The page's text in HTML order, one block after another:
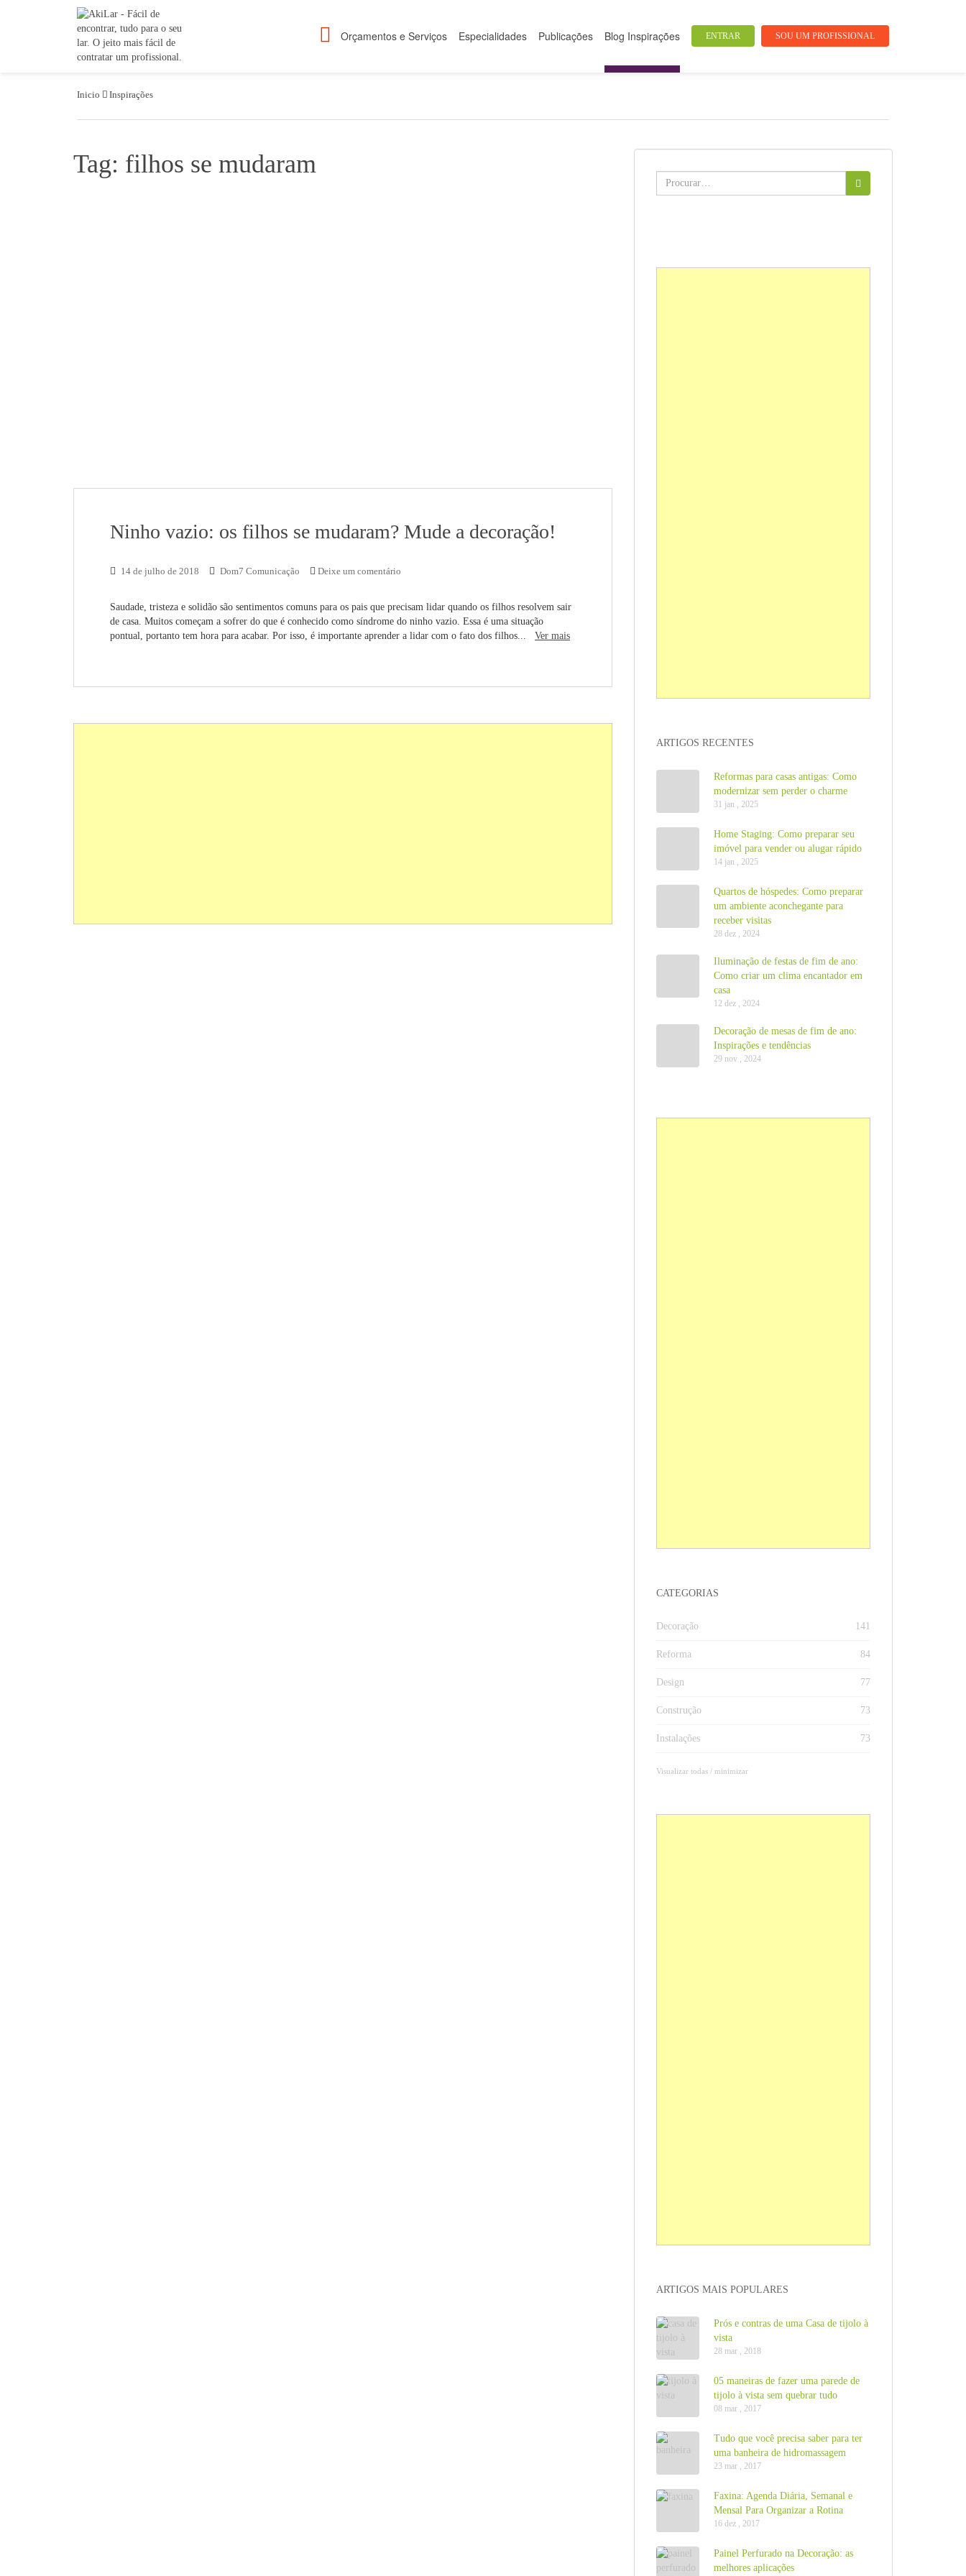
ENTRAR SOU UM PROFISSIONAL
Orçamentos e Serviços Especialidades Publicações Blog Inspirações
Inicio Inspirações
Tag: filhos se mudaram
Ninho vazio: os filhos se mudaram? Mude a decoração!
14 de julho de 2018 Dom7 Comunicação Deixe um comentário
Saudade, tristeza e solidão são sentimentos comuns para os pais que precisam lidar quando os filhos resolvem sair
de casa. Muitos começam a sofrer do que é conhecido como síndrome do ninho vazio. Essa é uma situação
pontual, portanto tem hora para acabar. Por isso, é importante aprender a lidar com o fato dos filhos... Ver mais
Buscar:
ARTIGOS RECENTES
Reformas para casas antigas: Como
modernizar sem perder o charme
31 jan , 2025
Home Staging: Como preparar seu
imóvel para vender ou alugar rápido
14 jan , 2025
Quartos de hóspedes: Como preparar
um ambiente aconchegante para
receber visitas
28 dez , 2024
Iluminação de festas de fim de ano:
Como criar um clima encantador em
casa
12 dez , 2024
Decoração de mesas de fim de ano:
Inspirações e tendências
29 nov , 2024
CATEGORIAS
Decoração 141
Reforma 84
Design 77
Construção 73
Instalações 73
Visualizar todas / minimizar
ARTIGOS MAIS POPULARES
Prós e contras de uma Casa de tijolo à
vista
28 mar , 2018
05 maneiras de fazer uma parede de
tijolo à vista sem quebrar tudo
08 mar , 2017
Tudo que você precisa saber para ter
uma banheira de hidromassagem
23 mar , 2017
Faxina: Agenda Diária, Semanal e
Mensal Para Organizar a Rotina
16 dez , 2017
Painel Perfurado na Decoração: as
melhores aplicações